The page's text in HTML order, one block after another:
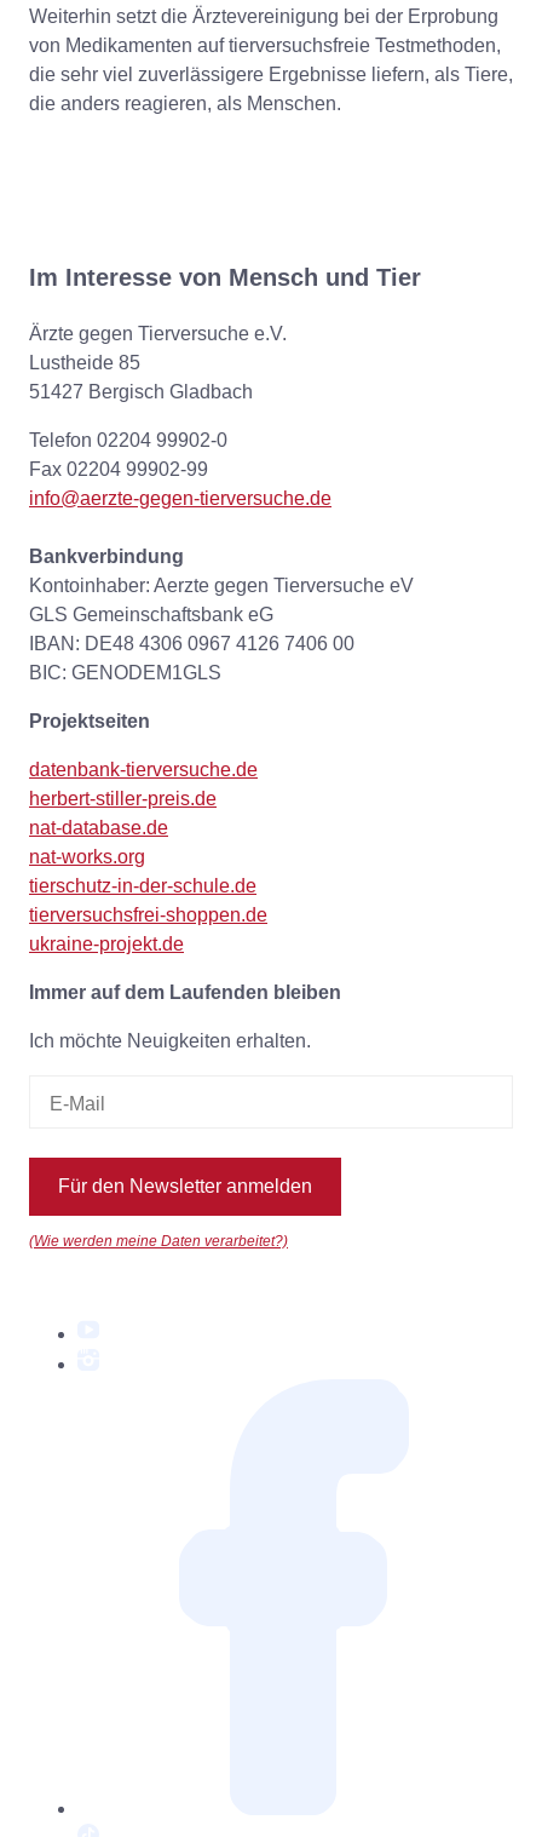
Weiterhin setzt die Ärztevereinigung bei der Erprobung
von Medikamenten auf tierversuchsfreie Testmethoden,
die sehr viel zuverlässigere Ergebnisse liefern, als Tiere,
die anders reagieren, als Menschen.
Im Interesse von Mensch und Tier
Ärzte gegen Tierversuche e.V.
Lustheide 85
51427 Bergisch Gladbach
Telefon 02204 99902-0
Fax 02204 99902-99
info@aerzte-gegen-tierversuche.de
Bankverbindung
Kontoinhaber: Aerzte gegen Tierversuche eV
GLS Gemeinschaftsbank eG
IBAN: DE48 4306 0967 4126 7406 00
BIC: GENODEM1GLS
Projektseiten
datenbank-tierversuche.de
herbert-stiller-preis.de
nat-database.de
nat-works.org
tierschutz-in-der-schule.de
tierversuchsfrei-shoppen.de
ukraine-projekt.de
Immer auf dem Laufenden bleiben
Ich möchte Neuigkeiten erhalten.
Für den Newsletter anmelden
(Wie werden meine Daten verarbeitet?)